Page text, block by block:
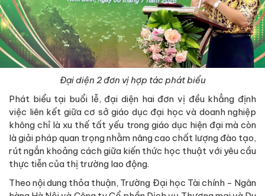
Đại diện 2 đơn vị hợp tác phát biểu
Phát biểu tại buổi lễ, đại diện hai đơn vị đều khẳng định
việc liên kết giữa cơ sở giáo dục đại học và doanh nghiệp
không chỉ là xu thế tất yếu trong giáo dục hiện đại mà còn
là giải pháp quan trọng nhằm nâng cao chất lượng đào tạo,
rút ngắn khoảng cách giữa kiến thức học thuật với yêu cầu
thực tiễn của thị trường lao động.
Theo nội dung thỏa thuận, Trường Đại học Tài chính - Ngân